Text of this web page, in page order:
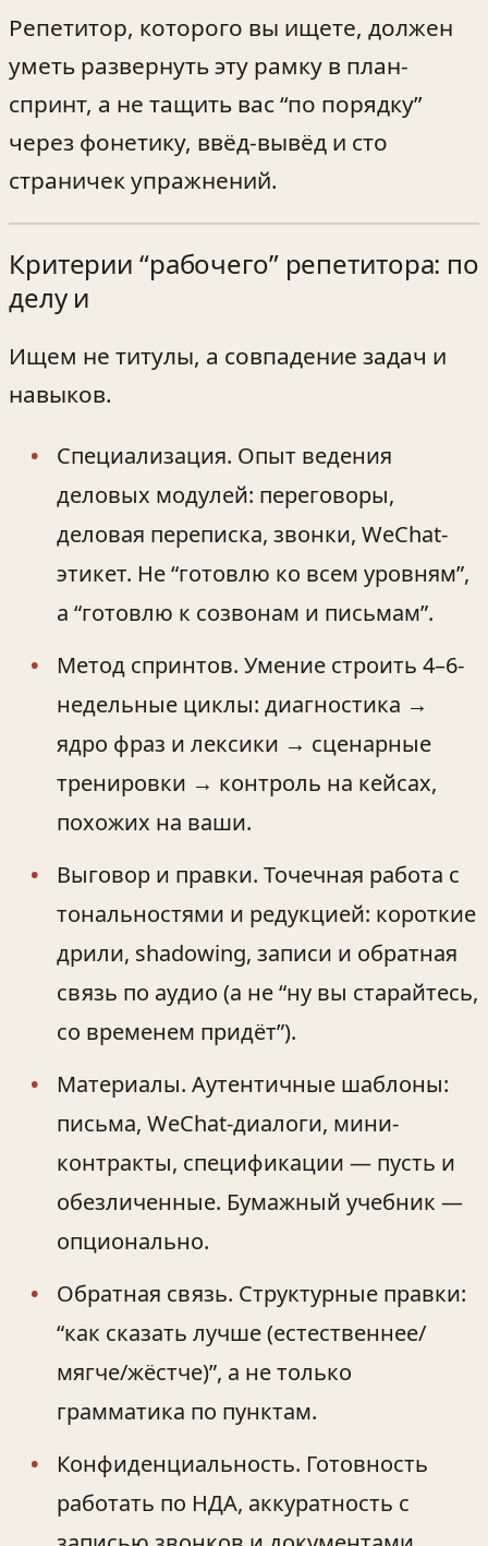
Репетитор, которого вы ищете, должен
уметь развернуть эту рамку в план-
спринт, а не тащить вас “по порядку”
через фонетику, ввёд-вывёд и сто
страничек упражнений.
Критерии “рабочего” репетитора: по
делу и
Ищем не титулы, а совпадение задач и
навыков.
Специализация. Опыт ведения
деловых модулей: переговоры,
деловая переписка, звонки, WeChat-
этикет. Не “готовлю ко всем уровням”,
а “готовлю к созвонам и письмам”.
Метод спринтов. Умение строить 4–6-
недельные циклы: диагностика →
ядро фраз и лексики → сценарные
тренировки → контроль на кейсах,
похожих на ваши.
Выговор и правки. Точечная работа с
тональностями и редукцией: короткие
дрили, shadowing, записи и обратная
связь по аудио (а не “ну вы старайтесь,
со временем придёт”).
Материалы. Аутентичные шаблоны:
письма, WeChat-диалоги, мини-
контракты, спецификации — пусть и
обезличенные. Бумажный учебник —
опционально.
Обратная связь. Структурные правки:
“как сказать лучше (естественнее/
мягче/жёстче)”, а не только
грамматика по пунктам.
Конфиденциальность. Готовность
работать по НДА, аккуратность с